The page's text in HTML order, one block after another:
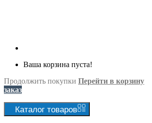
Ваша корзина пуста!
Продолжить покупки Перейти в корзину
заказ
Каталог товаров